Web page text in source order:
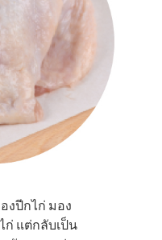
งปีกไก่ มอง
แต่กลับเป็น